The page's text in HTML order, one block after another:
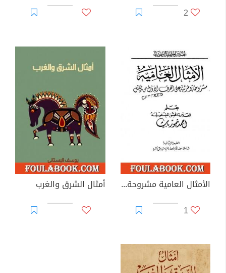
2
الأمثال العامية مشروحة ومرتبة على الحرف الأول من المثل
1
أمثال الشرق والغرب